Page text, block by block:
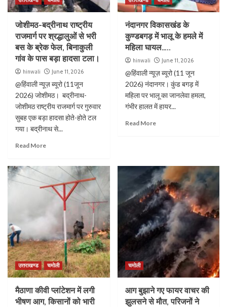
जोशीमठ-बद्रीनाथ राष्ट्रीय
राजमार्ग पर श्रद्धालुओं से भरी
बस के ब्रेक फेल, बिनाकुली
गांव के पास बड़ा हादसा टला।
hinwali June 11, 2026
@हिंवाली न्यूज़ ब्यूरो (11जून
2026) जोशीमठ। बद्रीनाथ-
जोशीमठ राष्ट्रीय राजमार्ग पर गुरुवार
सुबह एक बड़ा हादसा होते-होते टल
गया। बद्रीनाथ से...
Read More
नंदानगर विकासखंड के
कुण्डबगड़ में भालू के हमले में
महिला घायल…..
hinwali June 11, 2026
@हिंवाली न्यूज़ ब्यूरो (11 जून
2026) नंदानगर। कुंड बगड़ में
महिला पर भालू का जानलेवा हमला,
गंभीर हालत में हायर...
Read More
उत्तराखण्ड चमोली
मैठाणा कीवी प्लांटेशन में लगी
भीषण आग, किसानों को भारी
चमोली
आग बुझाने गए फायर वाचर की
झुलसने से मौत, परिजनों ने